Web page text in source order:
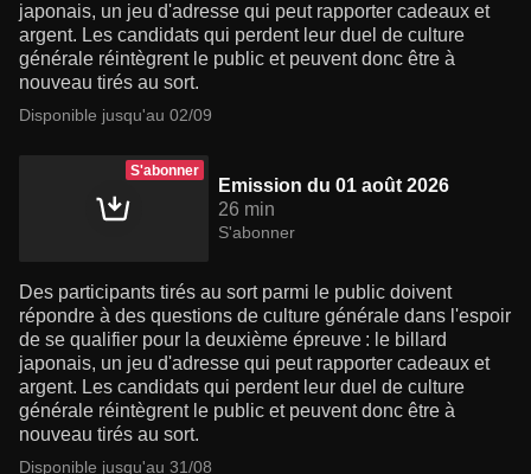
japonais, un jeu d'adresse qui peut rapporter cadeaux et
argent. Les candidats qui perdent leur duel de culture
générale réintègrent le public et peuvent donc être à
nouveau tirés au sort.
Disponible jusqu'au 02/09
S'abonner
Emission du 01 août 2026
26 min
S'abonner
Des participants tirés au sort parmi le public doivent
répondre à des questions de culture générale dans l'espoir
de se qualifier pour la deuxième épreuve : le billard
japonais, un jeu d'adresse qui peut rapporter cadeaux et
argent. Les candidats qui perdent leur duel de culture
générale réintègrent le public et peuvent donc être à
nouveau tirés au sort.
Disponible jusqu'au 31/08